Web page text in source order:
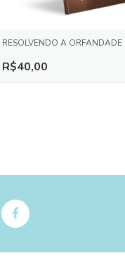
RESOLVENDO A ORFANDADE
R$40,00